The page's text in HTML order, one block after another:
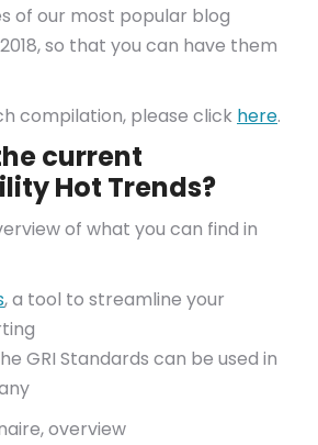
of our most popular blog
so that you can have them
compilation, please click here.
current
Hot Trends?
of what you can find in
, a tool to streamline your
GRI Standards can be used in
overview